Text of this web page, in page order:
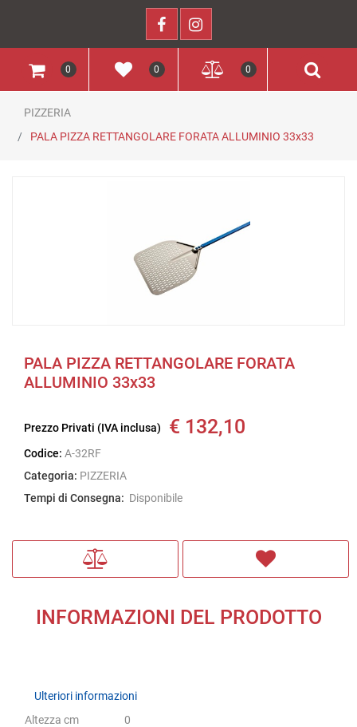
0 0 0
PIZZERIA
PALA PIZZA RETTANGOLARE FORATA ALLUMINIO 33x33
PALA PIZZA RETTANGOLARE FORATA
ALLUMINIO 33x33
Prezzo Privati (IVA inclusa) € 132,10
Codice: A-32RF
Categoria: PIZZERIA
Tempi di Consegna: Disponibile
INFORMAZIONI DEL PRODOTTO
Ulteriori informazioni
Ulteriori informazioni
Altezza cm
0